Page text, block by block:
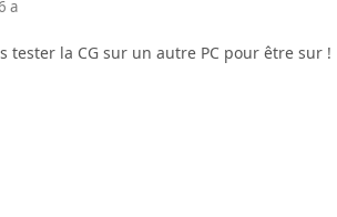
a
tester la CG sur un autre PC pour être sur !